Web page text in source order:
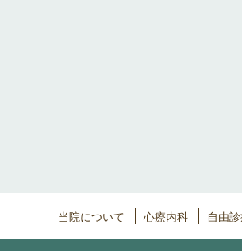
当院について 心療内科 自由